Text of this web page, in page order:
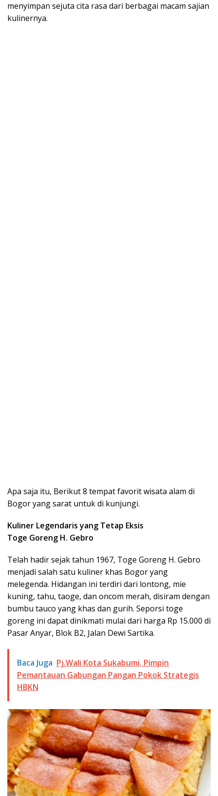
menyimpan sejuta cita rasa dari berbagai macam sajian
kulinernya.
Apa saja itu, Berikut 8 tempat favorit wisata alam di
Bogor yang sarat untuk di kunjungi.
Kuliner Legendaris yang Tetap Eksis
Toge Goreng H. Gebro
Telah hadir sejak tahun 1967, Toge Goreng H. Gebro
menjadi salah satu kuliner khas Bogor yang
melegenda. Hidangan ini terdiri dari lontong, mie
kuning, tahu, taoge, dan oncom merah, disiram dengan
bumbu tauco yang khas dan gurih. Seporsi toge
goreng ini dapat dinikmati mulai dari harga Rp 15.000 di
Pasar Anyar, Blok B2, Jalan Dewi Sartika.
Baca Juga Pj.Wali Kota Sukabumi, Pimpin
Pemantauan Gabungan Pangan Pokok Strategis
HBKN